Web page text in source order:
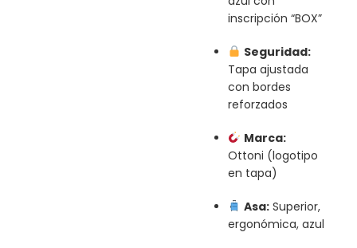
inscripción “BOX”
Seguridad:
Tapa ajustada
con bordes
reforzados
Marca:
Ottoni (logotipo
en tapa)
Asa: Superior,
ergonómica, azul